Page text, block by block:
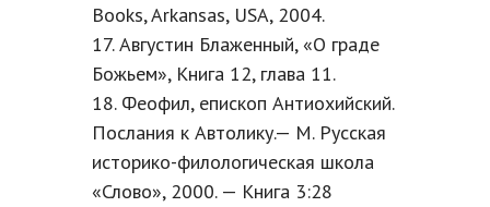
Books, Arkansas, USA, 2004.
17. Августин Блаженный, «О граде
Божьем», Книга 12, глава 11.
18. Феофил, епископ Антиохийский.
Послания к Автолику.— М. Русская
историко-филологическая школа
«Слово», 2000. — Книга 3:28